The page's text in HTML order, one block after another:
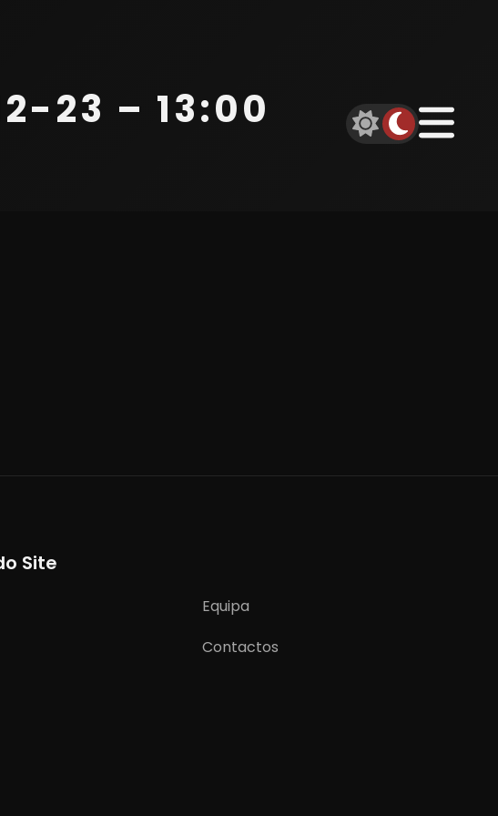
23 – 13:00
Site
Equipa
Contactos